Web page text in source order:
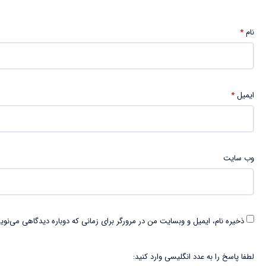
نام*
ایمیل*
وب‌ سایت
ذخیره نام، ایمیل و وبسایت من در مرورگر برای زمانی که دوباره دیدگاهی
لطفا پاسخ را به عدد انگلیسی وارد کنید: